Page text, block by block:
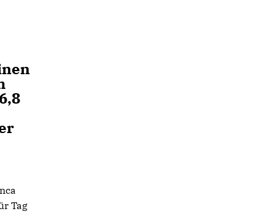
Tag